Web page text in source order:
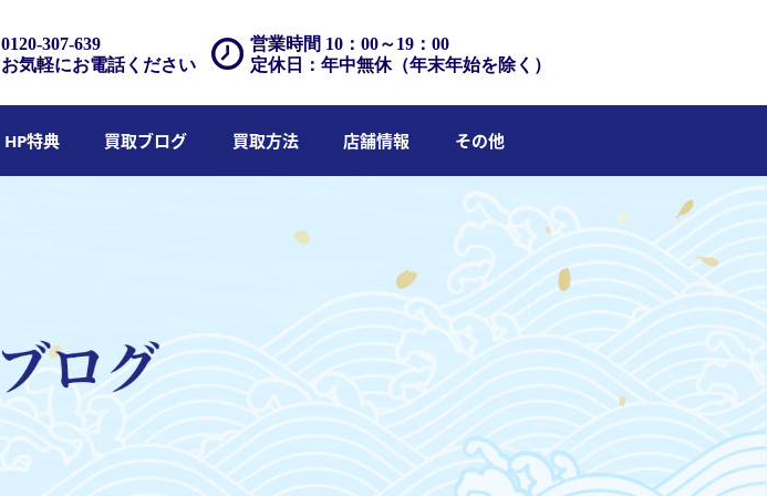
営業時間 10：00～19：00
定休日：年中無休（年末年始を除く）
0120-307-639
お気軽にお電話ください
HP特典 買取ブログ 買取方法 店舗情報 その他